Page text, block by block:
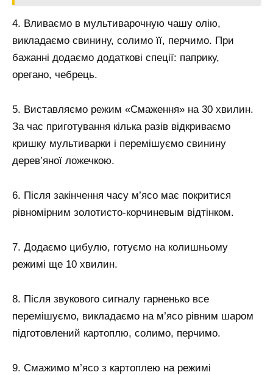
4. Вливаємо в мультиварочную чашу олію,
викладаємо свинину, солимо її, перчимо. При
бажанні додаємо додаткові спеції: паприку,
орегано, чебрець.
5. Виставляємо режим «Смаження» на 30 хвилин.
За час приготування кілька разів відкриваємо
кришку мультиварки і перемішуємо свинину
дерев’яної ложечкою.
6. Після закінчення часу м’ясо має покритися
рівномірним золотисто-корчиневым відтінком.
7. Додаємо цибулю, готуємо на колишньому
режимі ще 10 хвилин.
8. Після звукового сигналу гарненько все
перемішуємо, викладаємо на м’ясо рівним шаром
підготовлений картоплю, солимо, перчимо.
9. Смажимо м’ясо з картоплею на режимі